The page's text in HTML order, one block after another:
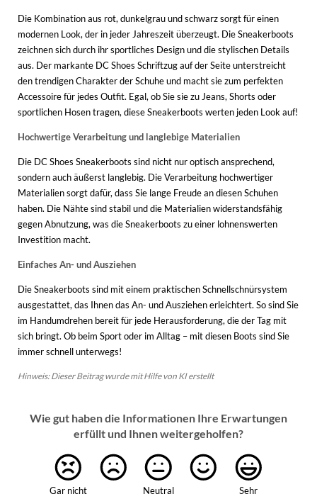
Die Kombination aus rot, dunkelgrau und schwarz sorgt für einen
modernen Look, der in jeder Jahreszeit überzeugt. Die Sneakerboots
zeichnen sich durch ihr sportliches Design und die stylischen Details
aus. Der markante DC Shoes Schriftzug auf der Seite unterstreicht
den trendigen Charakter der Schuhe und macht sie zum perfekten
Accessoire für jedes Outfit. Egal, ob Sie sie zu Jeans, Shorts oder
sportlichen Hosen tragen, diese Sneakerboots werten jeden Look auf!
Hochwertige Verarbeitung und langlebige Materialien
Die DC Shoes Sneakerboots sind nicht nur optisch ansprechend,
sondern auch äußerst langlebig. Die Verarbeitung hochwertiger
Materialien sorgt dafür, dass Sie lange Freude an diesen Schuhen
haben. Die Nähte sind stabil und die Materialien widerstandsfähig
gegen Abnutzung, was die Sneakerboots zu einer lohnenswerten
Investition macht.
Einfaches An- und Ausziehen
Die Sneakerboots sind mit einem praktischen Schnellschnürsystem
ausgestattet, das Ihnen das An- und Ausziehen erleichtert. So sind Sie
im Handumdrehen bereit für jede Herausforderung, die der Tag mit
sich bringt. Ob beim Sport oder im Alltag – mit diesen Boots sind Sie
immer schnell unterwegs!
Hinweis: Dieser Beitrag wurde mit Hilfe von KI erstellt
Wie gut haben die Informationen Ihre Erwartungen
erfüllt und Ihnen weitergeholfen?
Gar nicht Neutral Sehr